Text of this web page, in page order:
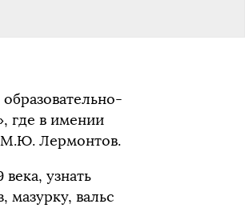
где в имении
М.Ю. Лермонтов.
узнать
мазурку, вальс